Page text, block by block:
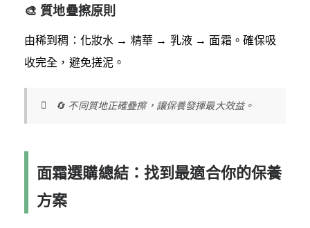
🎨 質地疊擦原則
由稀到稠：化妝水 → 精華 → 乳液 → 面霜。確保吸
收完全，避免搓泥。
🔄 不同質地正確疊擦，讓保養發揮最大效益。
面霜選購總結：找到最適合你的保養
方案